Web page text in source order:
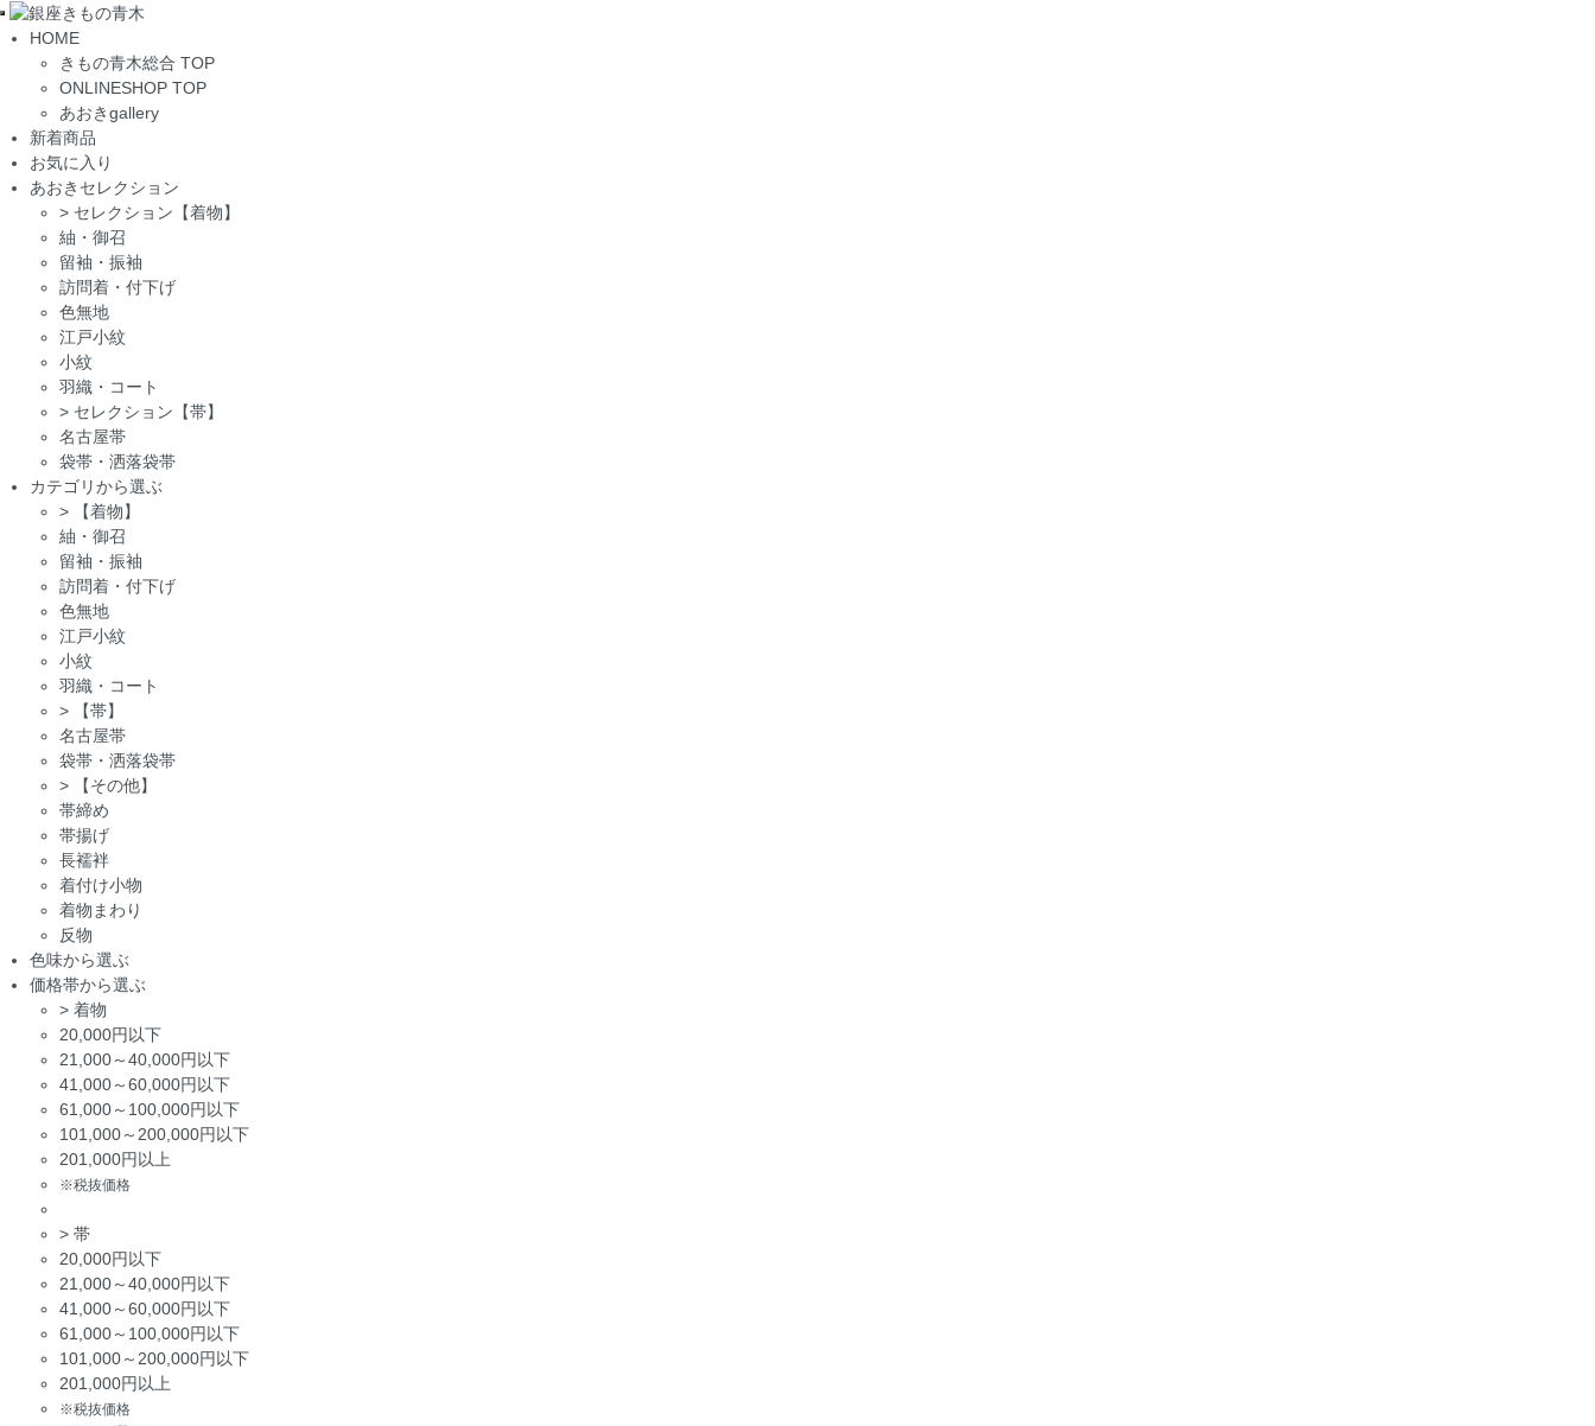
Toggle
navigation
HOME
きもの青木総合 TOP
ONLINESHOP TOP
あおきgallery
新着商品
お気に入り
あおきセレクション
> セレクション【着物】
紬・御召
留袖・振袖
訪問着・付下げ
色無地
江戸小紋
小紋
羽織・コート
> セレクション【帯】
名古屋帯
袋帯・洒落袋帯
カテゴリから選ぶ
>
【着物】
紬・御召
留袖・振袖
訪問着・付下げ
色無地
江戸小紋
小紋
羽織・コート
>
【帯】
名古屋帯
袋帯・洒落袋帯
>
【その他】
帯締め
帯揚げ
長襦袢
着付け小物
着物まわり
反物
色味から選ぶ
価格帯から選ぶ
> 着物
20,000円以下
21,000～40,000円以下
41,000～60,000円以下
61,000～100,000円以下
101,000～200,000円以下
201,000円以上
※税抜価格
> 帯
20,000円以下
21,000～40,000円以下
41,000～60,000円以下
61,000～100,000円以下
101,000～200,000円以下
201,000円以上
※税抜価格